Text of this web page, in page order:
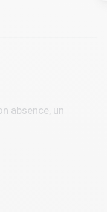
absence, un